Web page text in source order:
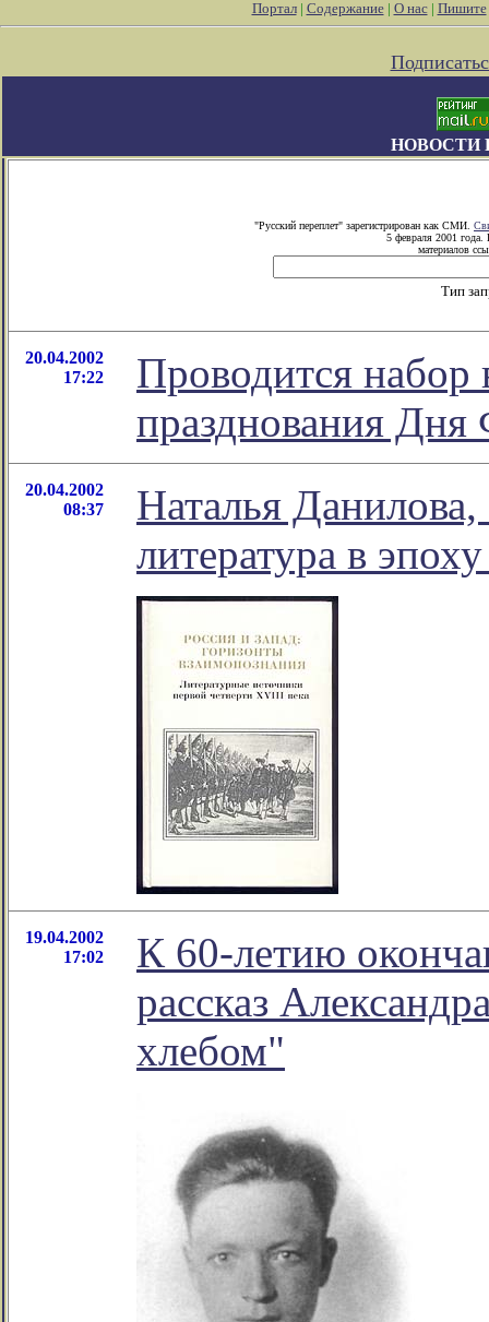
Портал| Содержание| О нас| Пишите
НОВОСТИ
"Русский переплет" зарегистрирован как СМИ.
5 февраля 2001 года.
материалов
Тип
20.04.2002
17:22
Проводится набор
празднования Дня
20.04.2002
08:37
Наталья
литература в
19.04.2002
17:02
К 60-летию
рассказ
хлебом"